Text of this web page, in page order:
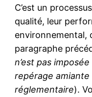
C’est un
qualité, leur
environnemental,
paragraphe
n’est pas
repérage
réglementaire).